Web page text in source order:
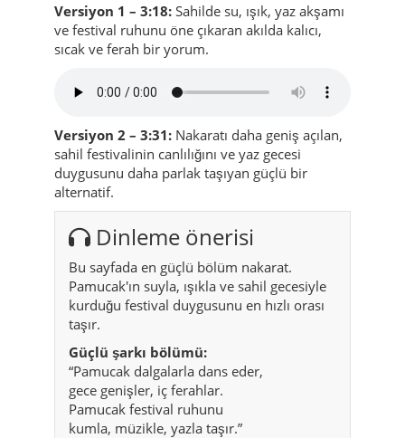
Versiyon 1 – 3:18: Sahilde su, ışık, yaz akşamı
ve festival ruhunu öne çıkaran akılda kalıcı,
sıcak ve ferah bir yorum.
Versiyon 2 – 3:31: Nakaratı daha geniş açılan,
sahil festivalinin canlılığını ve yaz gecesi
duygusunu daha parlak taşıyan güçlü bir
alternatif.
Dinleme önerisi
Bu sayfada en güçlü bölüm nakarat.
Pamucak'ın suyla, ışıkla ve sahil gecesiyle
kurduğu festival duygusunu en hızlı orası
taşır.
Güçlü şarkı bölümü:
“Pamucak dalgalarla dans eder,
gece genişler, iç ferahlar.
Pamucak festival ruhunu
kumla, müzikle, yazla taşır.”